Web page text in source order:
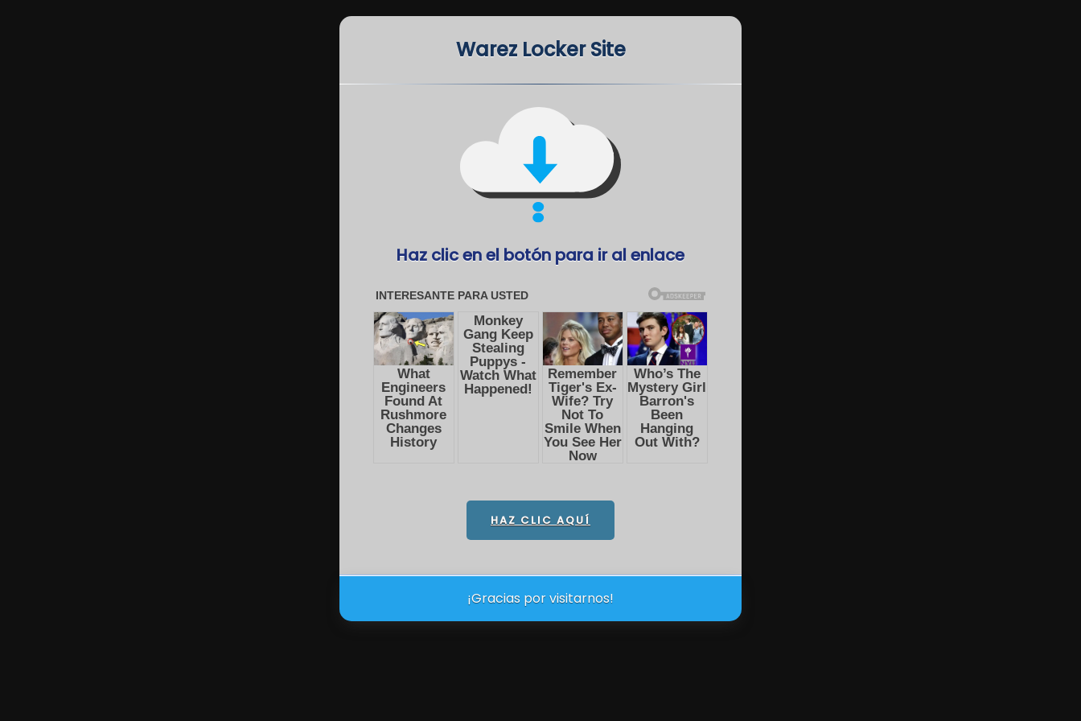
Warez Locker Site
Haz clic en el botón para ir al enlace
HAZ CLIC AQUÍ
¡Gracias por visitarnos!